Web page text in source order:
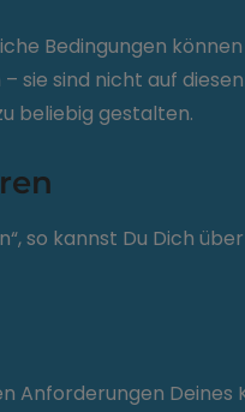
Bedingungen
sie sind nicht auf
beliebig gestalten.
so kannst Du Dich
Deines